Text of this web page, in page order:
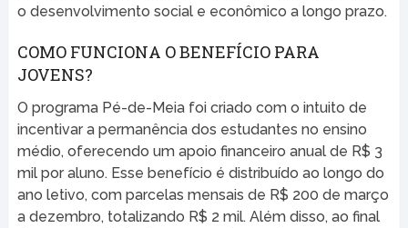
o desenvolvimento social e econômico a longo prazo.
COMO FUNCIONA O BENEFÍCIO PARA
JOVENS?
O programa Pé-de-Meia foi criado com o intuito de
incentivar a permanência dos estudantes no ensino
médio, oferecendo um apoio financeiro anual de R$ 3
mil por aluno. Esse benefício é distribuído ao longo do
ano letivo, com parcelas mensais de R$ 200 de março
a dezembro, totalizando R$ 2 mil. Além disso, ao final